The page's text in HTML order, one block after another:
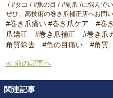
/ #タコ / #魚の目 / #副爪 /に悩んでい
ぜひ、高技術の巻き爪補正店へお問
#巻き爪痛い #巻き爪ケア #巻
爪矯正 #巻き爪補正 #巻き爪
角質除去 #魚の目痛い #角質
≪ 前の記事へ
関連記事